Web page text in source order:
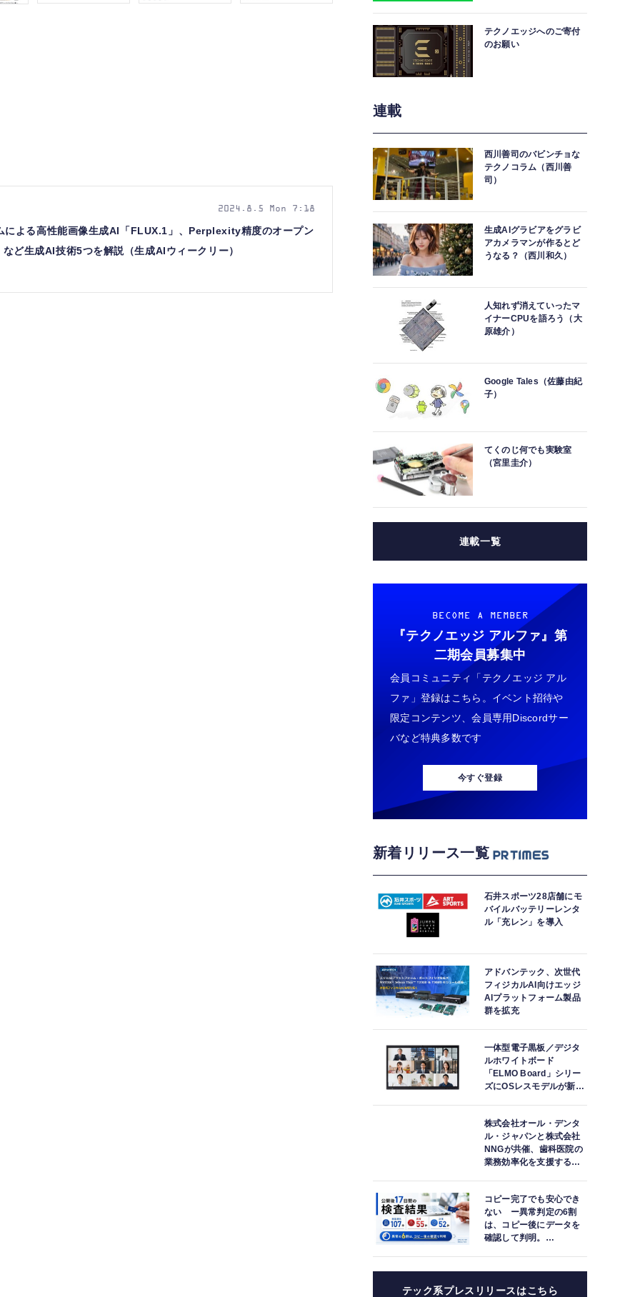
よる高性能画像生成AI「FLUX.1」、Perplexity精度のオープン
ど生成AI技術5つを解説（生成AIウィークリー）
2024.8.5 Mon 7:18
テクノエッジへのご寄付
のお願い
連載
西川善司のバビンチョな
テクノコラム（西川善
司）
生成AIグラビアをグラビ
アカメラマンが作るとど
うなる？（西川和久）
人知れず消えていったマ
イナーCPUを語ろう（大
原雄介）
Google Tales（佐藤由紀
子）
てくのじ何でも実験室
（宮里圭介）
連載一覧
BECOME A MEMBER
『テクノエッジ アルファ』 第
二期会員募集中
会員コミュニティ「テクノエッジ アル
ファ」登録はこちら。イベント招待や
限定コンテンツ、会員専用Discordサー
バなど特典多数です
今すぐ登録
新着リリース一覧
石井スポーツ28店舗にモ
バイルバッテリーレンタ
ル「充レン」を導入
アドバンテック、次世代
フィジカルAI向けエッジ
AIプラットフォーム製品
群を拡充
一体型電子黒板／デジタ
ルホワイトボード
「ELMO Board」シリー
ズにOSレスモデルが新登
株式会社オール・デンタ
ル・ジャパンと株式会社
NNGが共催、歯科医院の
業務効率化を支援する院
紹介
コピー完了でも安心でき
ない ー異常判定の6割
は、コピー後にデータを
確認して判明。
集計
テック系プレスリリースはこちら